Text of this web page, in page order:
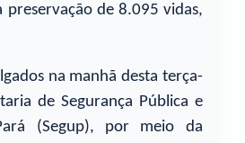
de 8.095 vidas,
na manhã desta terça-
de Segurança Pública e
(Segup), por meio da